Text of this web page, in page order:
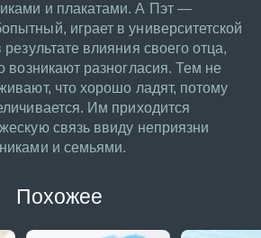
и плакатами. А Пэт —
играет в университетской
влияния своего отца,
возникают разногласия. Тем не
что хорошо ладят, потому
Им приходится
связь ввиду неприязни
и семьями.
Похожее